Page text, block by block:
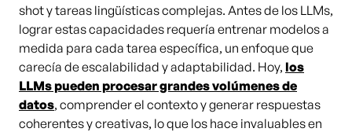
shot y tareas lingüísticas complejas. Antes de los LLMs,
lograr estas capacidades requería entrenar modelos a
medida para cada tarea específica, un enfoque que
carecía de escalabilidad y adaptabilidad. Hoy, los
LLMs pueden procesar grandes volúmenes de
datos, comprender el contexto y generar respuestas
coherentes y creativas, lo que los hace invaluables en